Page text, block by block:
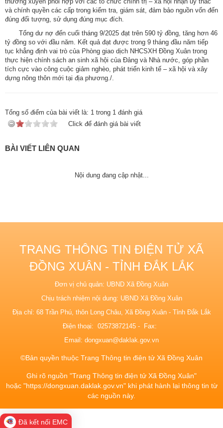
và chính quyền các cấp trong kiểm tra, giám sát, đảm bảo nguồn vốn đến
đúng đối tượng, sử dụng đúng mục đích.
Tổng dư nợ đến cuối tháng 9/2025 đạt trên 590 tỷ đồng, tăng hơn 46
tỷ đồng so với đầu năm. Kết quả đạt được trong 9 tháng đầu năm tiếp
tục khẳng định vai trò của Phòng giao dịch NHCSXH Đồng Xuân trong
thực hiện chính sách an sinh xã hội của Đảng và Nhà nước, góp phần
tích cực vào công cuộc giảm nghèo, phát triển kinh tế – xã hội và xây
dựng nông thôn mới tại địa phương./.
Tổng số điểm của bài viết là: 1 trong 1 đánh giá
Click để đánh giá bài viết
BÀI VIẾT LIÊN QUAN
Nội dung đang cập nhật...
TRANG THÔNG TIN ĐIỆN TỬ XÃ
ĐỒNG XUÂN - TỈNH ĐẮK LẮK
Đơn vị chủ quản: UBND Xã Đồng Xuân
Chịu trách nhiệm nội dung: UBND Xã Đồng Xuân
Địa chỉ: 68 Trần Phú, thôn Long Châu, Xã Đồng Xuân - Tỉnh Đắk Lắk
Điện thoại: 02573872145 - Fax:
Email: dongxuan@daklak.gov.vn
©Bản quyền thuộc Trang Thông tin điện tử Xã Đồng Xuân
Ghi rõ nguồn "Trang Thông tin điện tử Xã Đồng Xuân"
hoặc "https://dongxuan.daklak.gov.vn" khi phát hành lại thông tin từ
các nguồn này.
Đã kết nối EMC